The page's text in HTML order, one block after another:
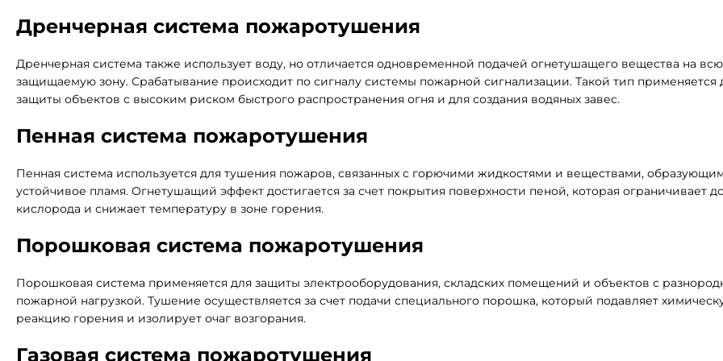
Дренчерная система пожаротушения
Дренчерная система также использует воду, но отличается одновременной подачей огнетушащего вещества на всю
защищаемую зону. Срабатывание происходит по сигналу системы пожарной сигнализации. Такой тип применяется
защиты объектов с высоким риском быстрого распространения огня и для создания водяных завес.
Пенная система пожаротушения
Пенная система используется для тушения пожаров, связанных с горючими жидкостями и веществами,
устойчивое пламя. Огнетушащий эффект достигается за счет покрытия поверхности пеной, которая ограничивает
кислорода и снижает температуру в зоне горения.
Порошковая система пожаротушения
Порошковая система применяется для защиты электрооборудования, складских помещений и объектов с
пожарной нагрузкой. Тушение осуществляется за счет подачи специального порошка, который подавляет
реакцию горения и изолирует очаг возгорания.
Газовая система пожаротушения